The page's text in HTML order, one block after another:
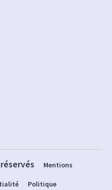
Mentions
Politique